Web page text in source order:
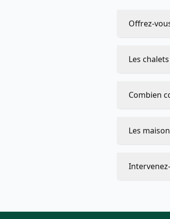
Offrez-
Les
Combien
Les